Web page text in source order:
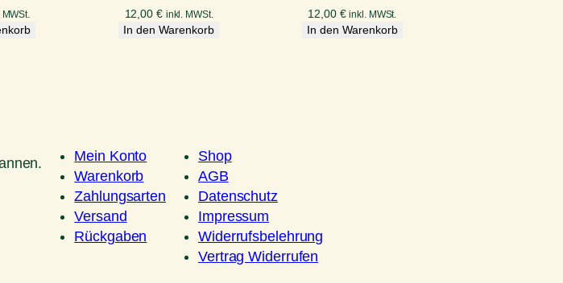
12,00 € inkl. MWSt.
In den Warenkorb
12,00 € inkl. MWSt.
In den Warenkorb
Mein Konto
Warenkorb
Zahlungsarten
Versand
Rückgaben
Shop
AGB
Datenschutz
Impressum
Widerrufsbelehrung
Vertrag Widerrufen